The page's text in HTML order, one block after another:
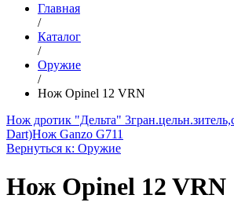
Главная
/
Каталог
/
Оружие
/
Нож Opinel 12 VRN
Нож дротик "Дельта"
Dart)Нож Ganzo G711
Вернуться к: Оружие
Нож Opinel 12 VRN